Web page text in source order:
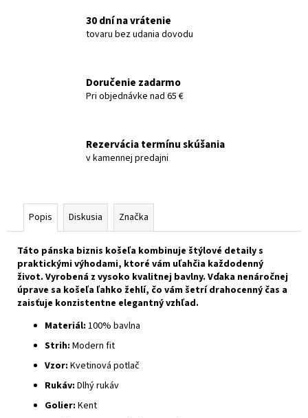
30 dní na vrátenie
tovaru bez udania dovodu
Doručenie zadarmo
Pri objednávke nad 65 €
Rezervácia termínu skúšania
v kamennej predajni
Popis Diskusia Značka
Táto pánska biznis košeľa kombinuje štýlové detaily s
praktickými výhodami, ktoré vám uľahčia každodenný
život. Vyrobená z vysoko kvalitnej bavlny. Vďaka nenáročnej
úprave sa košeľa ľahko žehlí, čo vám šetrí drahocenný čas a
zaisťuje konzistentne elegantný vzhľad.
Materiál: 100% bavlna
Strih: Modern fit
Vzor: Kvetinová potlač
Rukáv: Dlhý rukáv
Golier: Kent